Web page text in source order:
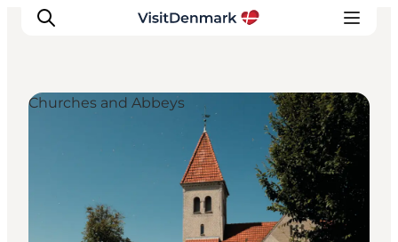
Inspirations
Quoi faire
Hébergements
Churches and Abbeys